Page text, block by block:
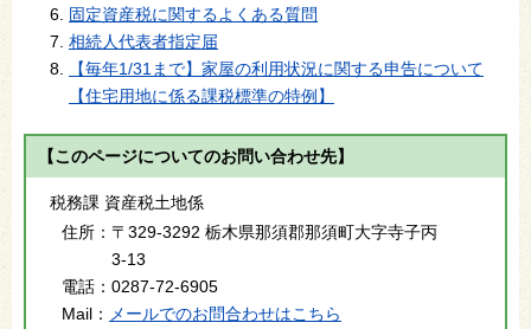
固定資産税に関するよくある質問
相続人代表者指定届
【毎年1/31まで】家屋の利用状況に関する申告について
【住宅用地に係る課税標準の特例】
【このページについてのお問い合わせ先】
税務課 資産税土地係
住所： 〒329-3292 栃木県那須郡那須町大字寺子丙
3-13
電話： 0287-72-6905
Mail：
メールでのお問合わせはこちら